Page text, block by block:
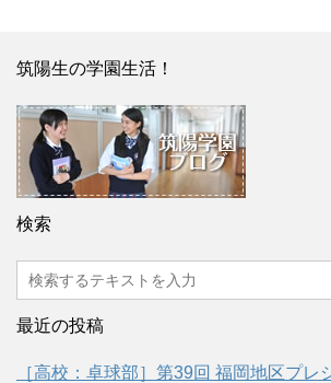
筑陽生の学園生活！
検索
最近の投稿
［高校：卓球部］第39回 福岡地区プレ